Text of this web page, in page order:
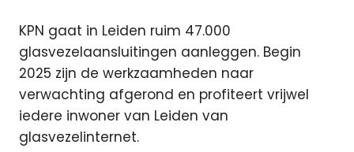
KPN gaat in Leiden ruim 47.000
glasvezelaansluitingen aanleggen. Begin
2025 zijn de werkzaamheden naar
verwachting afgerond en profiteert vrijwel
iedere inwoner van Leiden van
glasvezelinternet.